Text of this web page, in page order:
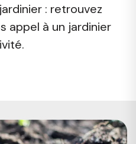
: retrouvez
appel à un jardinier